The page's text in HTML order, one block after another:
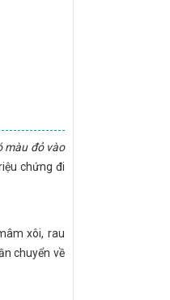
màu đỏ vào
chứng đi
xôi, rau
chuyển về